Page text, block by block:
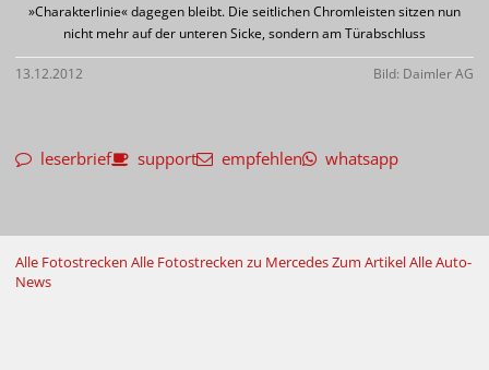
»Charakterlinie« dagegen bleibt. Die seitlichen Chromleisten sitzen nun
nicht mehr auf der unteren Sicke, sondern am Türabschluss
13.12.2012 Bild: Daimler AG
leserbrief support empfehlen whatsapp
Alle Fotostrecken Alle Fotostrecken zu MercedesZum ArtikelAlle Auto-
News